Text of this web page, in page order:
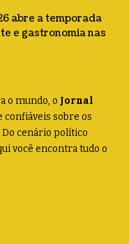
abre a temporada
e gastronomia nas
o mundo, o Jornal
confiáveis sobre os
cenário político
você encontra tudo o